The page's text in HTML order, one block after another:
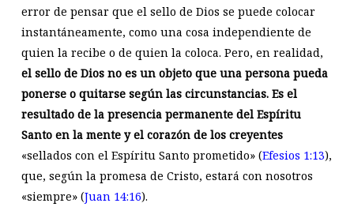
error de pensar que el sello de Dios se puede colocar
instantáneamente, como una cosa independiente de
quien la recibe o de quien la coloca. Pero, en realidad,
el sello de Dios no es un objeto que una persona pueda
ponerse o quitarse según las circunstancias. Es el
resultado de la presencia permanente del Espíritu
Santo en la mente y el corazón de los creyentes
«sellados con el Espíritu Santo prometido» (Efesios 1:13),
que, según la promesa de Cristo, estará con nosotros
«siempre» (Juan 14:16).